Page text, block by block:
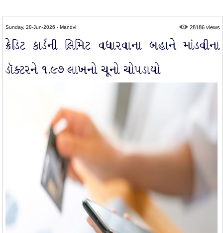
Sunday, 28-Jun-2026 - Mandvi 28186 views
ક્રેડિટ કાર્ડની લિમિટ વધારવાના બહાને માંડવીના
ડૉક્ટરને ૧.૯૭ લાખનો ચૂનો ચોપડાયો